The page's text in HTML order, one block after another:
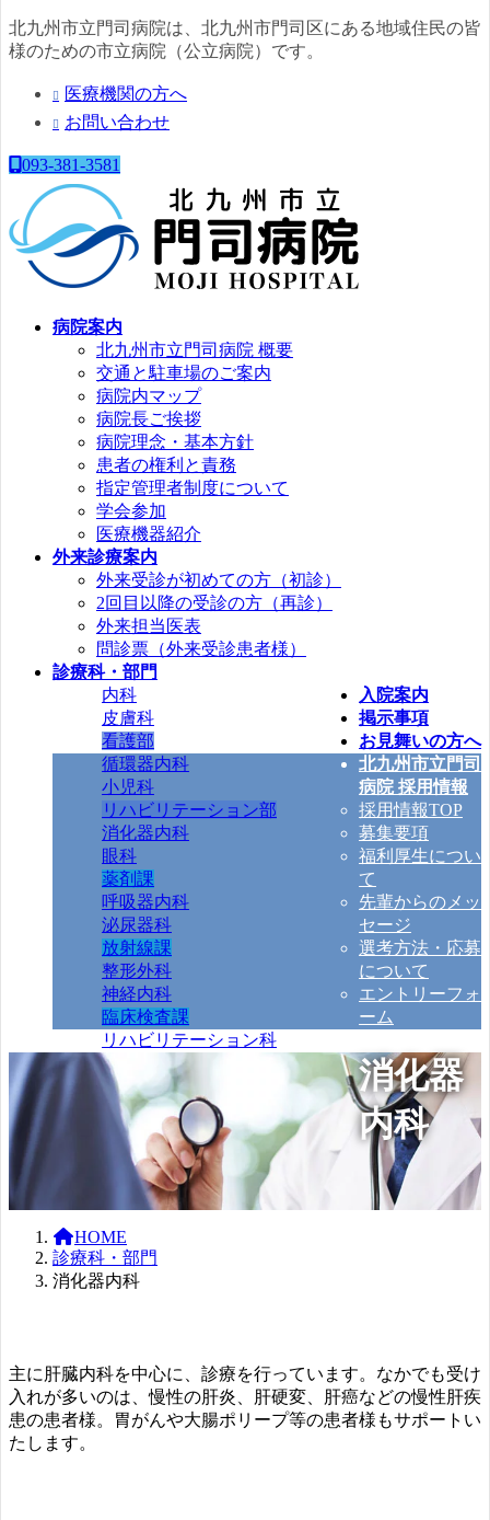
コ
ン
ス
プ
ナ
ビ
ン
動
北九州市立門司病院は、北九州市門司区にある地域住民の皆
様のための市立病院（公立病院）です。
医療機関の方へ
お問い合わせ
093-381-3581
病院案内
北九州市立門司病院 概要
交通と駐車場のご案内
病院内マップ
病院長ご挨拶
病院理念・基本方針
患者の権利と責務
指定管理者制度について
学会参加
医療機器紹介
外来診療案内
外来受診が初めての方（初診）
2回目以降の受診の方（再診）
外来担当医表
問診票（外来受診患者様）
診療科・部門
内科
皮膚科
看護部
循環器内科
小児科
リハビリテーション部
消化器内科
眼科
薬剤課
呼吸器内科
泌尿器科
放射線課
整形外科
神経内科
臨床検査課
リハビリテーション科
【専門外来】ペインクリニック・東
洋医学
中央処置室
入院案内
掲示事項
お見舞いの方へ
北九州市立門司
病院 採用情報
採用情報TOP
募集要項
福利厚生につい
て
先輩からのメッ
セージ
選考方法・応募
について
エントリーフォ
ーム
消化器
内科
HOME
診療科・部門
消化器内科
主に肝臓内科を中心に、診療を行っています。なかでも受け
入れが多いのは、慢性の肝炎、肝硬変、肝癌などの慢性肝疾
患の患者様。胃がんや大腸ポリープ等の患者様もサポートい
たします。